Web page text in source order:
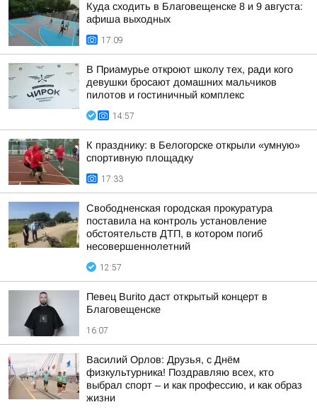
Куда сходить в Благовещенске 8 и 9 августа:
афиша выходных
17:09
В Приамурье откроют школу тех, ради кого
девушки бросают домашних мальчиков
пилотов и гостиничный комплекс
14:57
К празднику: в Белогорске открыли «умную»
спортивную площадку
17:33
Свободненская городская прокуратура
поставила на контроль установление
обстоятельств ДТП, в котором погиб
несовершеннолетний
12:57
Певец Burito даст открытый концерт в
Благовещенске
16:07
Василий Орлов: Друзья, с Днём
физкультурника! Поздравляю всех, кто
выбрал спорт – и как профессию, и как образ
жизни